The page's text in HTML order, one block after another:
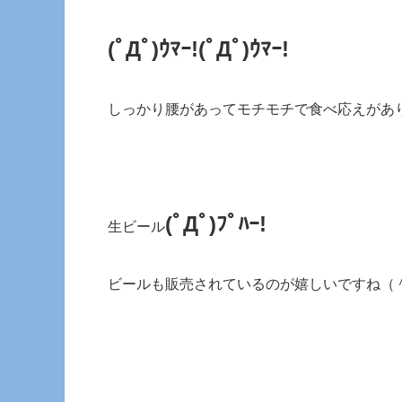
(ﾟДﾟ)ｳﾏｰ!(ﾟДﾟ)ｳﾏｰ!
しっかり腰があってモチモチで食べ応えがあ
生ビール(ﾟДﾟ)ﾌﾟﾊｰ!
ビールも販売されているのが嬉しいですね（